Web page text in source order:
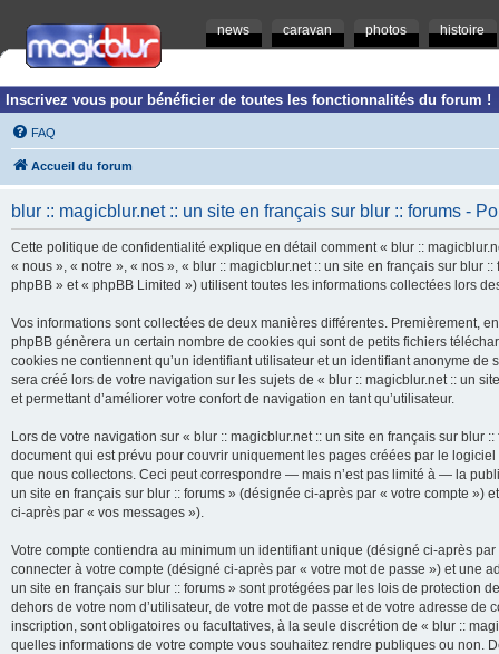
news caravan photos histoire
Inscrivez vous pour bénéficier de toutes les fonctionnalités du forum !
FAQ
Accueil du forum
blur :: magicblur.net :: un site en français sur blur :: forums -
Cette politique de confidentialité explique en détail comment « blur ::
« nous », « notre », « nos », « blur :: magicblur.net :: un site en français sur blur
phpBB » et « phpBB Limited ») utilisent toutes les informations collectées lors
Vos informations sont collectées de deux manières différentes. Premièrement,
phpBB génèrera un certain nombre de cookies qui sont de petits fichiers
cookies ne contiennent qu’un identifiant utilisateur et un identifiant anonyme
sera créé lors de votre navigation sur les sujets de « blur :: magicblur.net :: un
et permettant d’améliorer votre confort de navigation en tant qu’utilisateur.
Lors de votre navigation sur « blur :: magicblur.net :: un site en français sur
document qui est prévu pour couvrir uniquement les pages créées par le
que nous collectons. Ceci peut correspondre — mais n’est pas limité à — la
un site en français sur blur :: forums » (désignée ci-après par « votre compte
ci-après par « vos messages »).
Votre compte contiendra au minimum un identifiant unique (désigné ci-après
connecter à votre compte (désigné ci-après par « votre mot de passe ») et une
un site en français sur blur :: forums » sont protégées par les lois de protection
dehors de votre nom d’utilisateur, de votre mot de passe et de votre adresse
inscription, sont obligatoires ou facultatives, à la seule discrétion de « blur ::
quelles informations de votre compte vous souhaitez rendre publiques ou non.